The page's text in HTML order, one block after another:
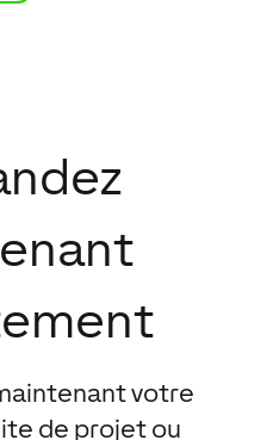
votre
de projet ou